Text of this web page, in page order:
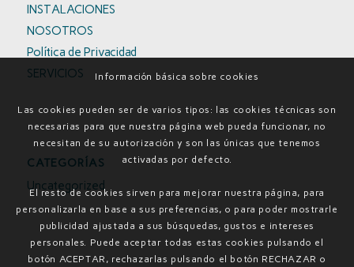
INSTALACIONES
NOSOTROS
Política de Privacidad
SERVICIOS
CATEGORÍAS
Uncategorized
Información básica sobre cookies
Las cookies pueden ser de varios tipos: las cookies técnicas son
necesarias para que nuestra página web pueda funcionar, no
necesitan de su autorización y son las únicas que tenemos
activadas por defecto.
El resto de cookies sirven para mejorar nuestra página, para
personalizarla en base a sus preferencias, o para poder mostrarle
publicidad ajustada a sus búsquedas, gustos e intereses
personales. Puede aceptar todas estas cookies pulsando el
botón ACEPTAR, rechazarlas pulsando el botón RECHAZAR o